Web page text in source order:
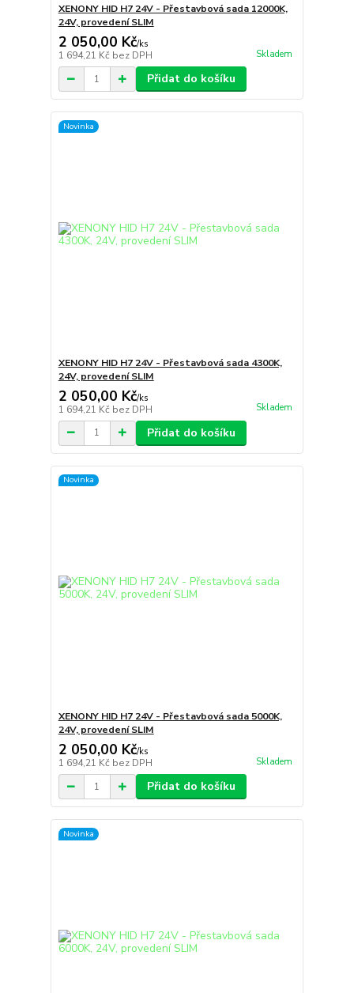
XENONY HID H7 24V - Přestavbová sada 12000K,
24V, provedení SLIM
2 050,00 Kč/ks
1 694,21 Kč bez DPH Skladem
Přidat do košíku
Novinka
XENONY HID H7 24V - Přestavbová sada 4300K,
24V, provedení SLIM
2 050,00 Kč/ks
1 694,21 Kč bez DPH Skladem
Přidat do košíku
Novinka
XENONY HID H7 24V - Přestavbová sada 5000K,
24V, provedení SLIM
2 050,00 Kč/ks
1 694,21 Kč bez DPH Skladem
Přidat do košíku
Novinka